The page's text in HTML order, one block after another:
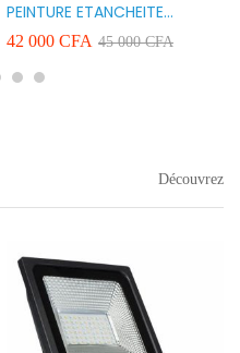
PEINTURE ETANCHEITE
COLORIS SEAFLEX 20KG
COULEUR ROUGE BLANC
VERT ET GRIS
42 000 CFA 45 000CFA
Découvrez